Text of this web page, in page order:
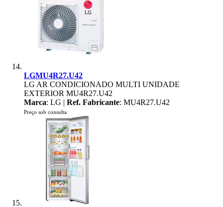
LGMU4R27.U42
LG AR CONDICIONADO MULTI UNIDADE
EXTERIOR MU4R27.U42
Marca: LG | Ref. Fabricante: MU4R27.U42
Preço sob consulta